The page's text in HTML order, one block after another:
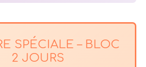
SPÉCIALE – BLOC
2 JOURS